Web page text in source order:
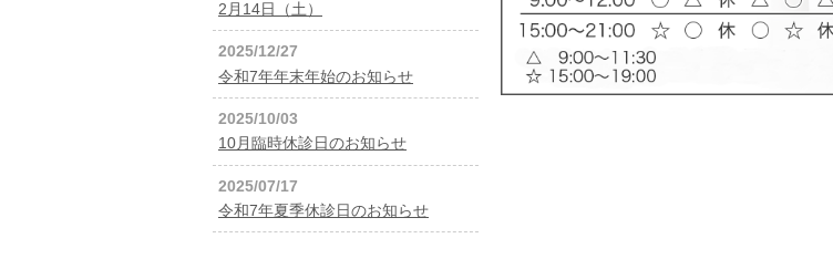
2月14日（土）
2025/12/27
令和7年年末年始のお知らせ
2025/10/03
10月臨時休診日のお知らせ
2025/07/17
令和7年夏季休診日のお知らせ